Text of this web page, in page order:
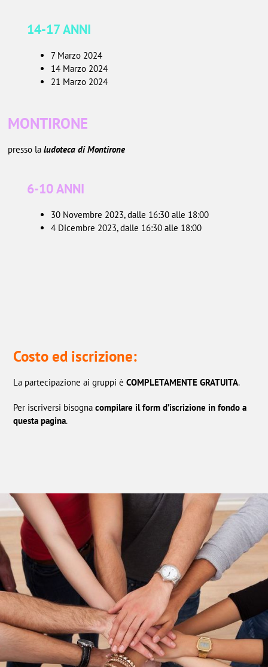
14-17 ANNI
7 Marzo 2024
14 Marzo 2024
21 Marzo 2024
MONTIRONE
presso laludoteca di Montirone
6-10 ANNI
30 Novembre 2023, dalle 16:30 alle 18:00
4 Dicembre 2023, dalle 16:30 alle 18:00
Costo ed iscrizione:
La partecipazione ai gruppi èCOMPLETAMENTE GRATUITA.
Per iscriversi bisognacompilare il form d’iscrizione in fondo a
questa pagina.